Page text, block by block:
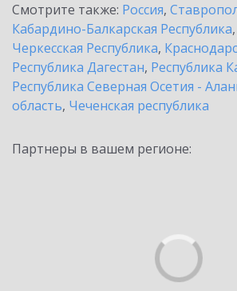
Смотрите также: Россия,
Кабардино-Балкарская Республика,
Черкесская Республика,
Республика Дагестан, Республика
Республика Северная Осетия -
область, Чеченская республика
Партнеры в вашем регионе: